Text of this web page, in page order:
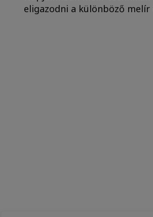
eligazodni a különböző